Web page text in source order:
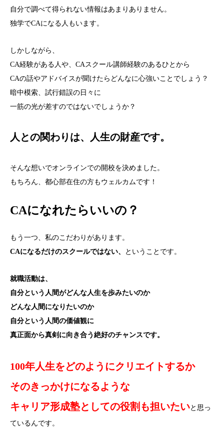
自分で調べて得られない情報はあまりありません。
独学でCAになる人もいます。
しかしながら、
CA経験がある人や、CAスクール講師経験のあるひとから
CAの話やアドバイスが聞けたらどんなに心強いことでしょう？
暗中模索、試行錯誤の日々に
一筋の光が差すのではないでしょうか？
人との関わりは、人生の財産です。
そんな想いでオンラインでの開校を決めました。
もちろん、都心部在住の方もウェルカムです！
CAになれたらいいの？
もう一つ、私のこだわりがあります。
CAになるだけのスクールではない、
ということです。
就職活動は、
自分という人間がどんな人生を歩みたいのか
どんな人間になりたいのか
自分という人間の価値観に
真正面から真剣に向き合う絶好のチャンスです。
100年人生をどのようにクリエイトするか
そのきっかけになるような
キャリア形成塾としての役割も担いたいと思っ
ているんです。